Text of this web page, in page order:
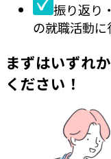
振り返り
の就職活動に
まずはいずれ
ください！